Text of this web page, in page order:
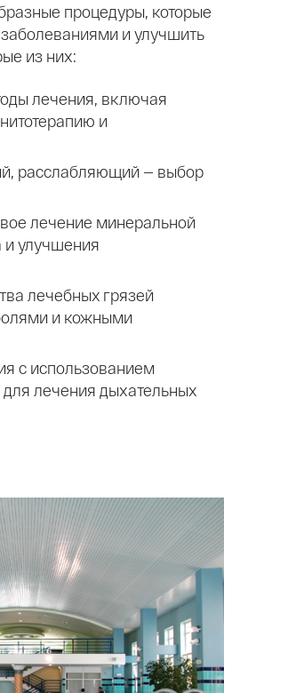
процедуры, которые
и улучшить
из них:
лечения, включая
и
расслабляющий — выбор
лечение минеральной
и улучшения
лечебных грязей
и кожными
с использованием
лечения дыхательных